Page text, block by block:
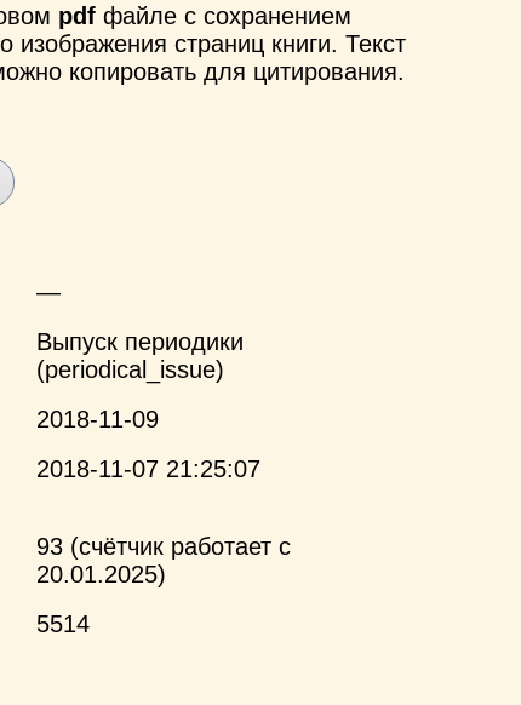
pdf файле с сохранением
изображения страниц книги. Текст
копировать для цитирования.
—
Выпуск периодики
(periodical_issue)
2018-11-09
2018-11-07 21:25:07
93 (счётчик работает с
20.01.2025)
5514